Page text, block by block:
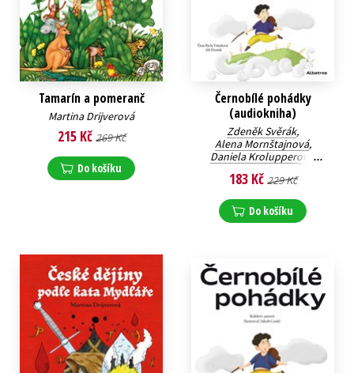
Tamarín a pomeranč
Martina Drijverová
215 Kč 269 Kč
Do košíku
Černobílé pohádky
(audiokniha)
Zdeněk Svěrák,
Alena Mornštajnová,
Daniela Krolupperová ,
Ivona Březinová ,
Stanislava Reschová
Martina Drijverová,
Lucie Hlavinková,
Zuzana Šestáková
Petra Soukupová,
Peter Stoličný, Jan Sviták,
Šárka Kadlečíková,
Dominik Landsman
183 Kč 229 Kč
Do košíku